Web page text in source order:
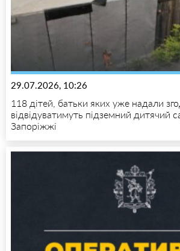
29.07.2026, 10:26
118 дітей, батьки яких уже надали
відвідуватимуть підземний дитячий
Запоріжжі